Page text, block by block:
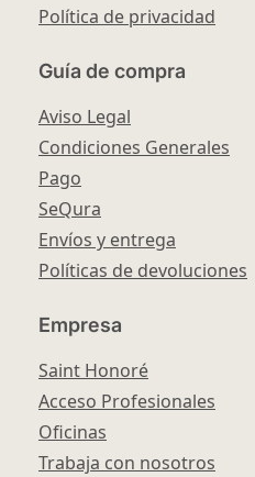
Política de privacidad
Guía de compra
Aviso Legal
Condiciones Generales
Pago
SeQura
Envíos y entrega
Políticas de devoluciones
Empresa
Saint Honoré
Acceso Profesionales
Oficinas
Trabaja con nosotros